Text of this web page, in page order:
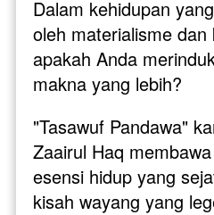
Dalam kehidupan
oleh materialisme
apakah Anda
makna yang lebih?
"Tasawuf Pandawa"
Zaairul Haq
esensi hidup yang
kisah wayang yang